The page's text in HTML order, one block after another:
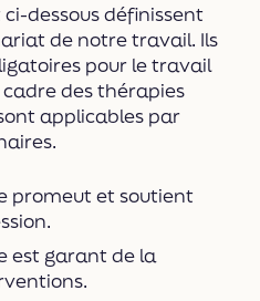
dessous définissent
de notre travail. Ils
pour le travail
des thérapies
applicables par
promeut et soutient
est garant de la